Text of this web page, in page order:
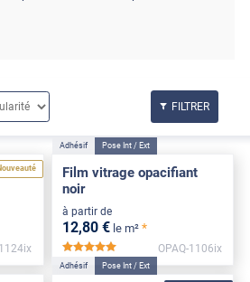
FILTRER
Adhésif Pose Int / Ext
Film vitrage opacifiant
noir
à partir de
12,80 € le m² *
OPAQ-1106ix
Adhésif Pose Int / Ext